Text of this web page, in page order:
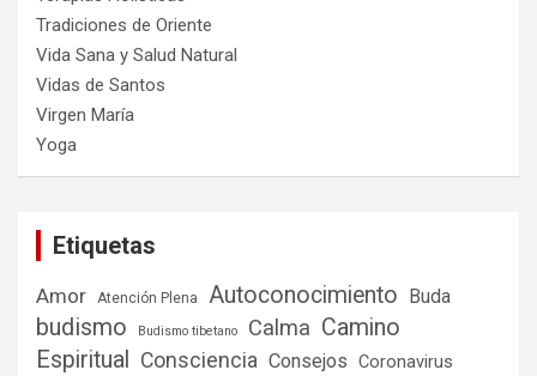
Tradiciones de Oriente
Vida Sana y Salud Natural
Vidas de Santos
Virgen María
Yoga
Etiquetas
Amor Atención Plena Autoconocimiento Buda
budismo Budismo tibetano Calma Camino
Espiritual
Consciencia Consejos Coronavirus